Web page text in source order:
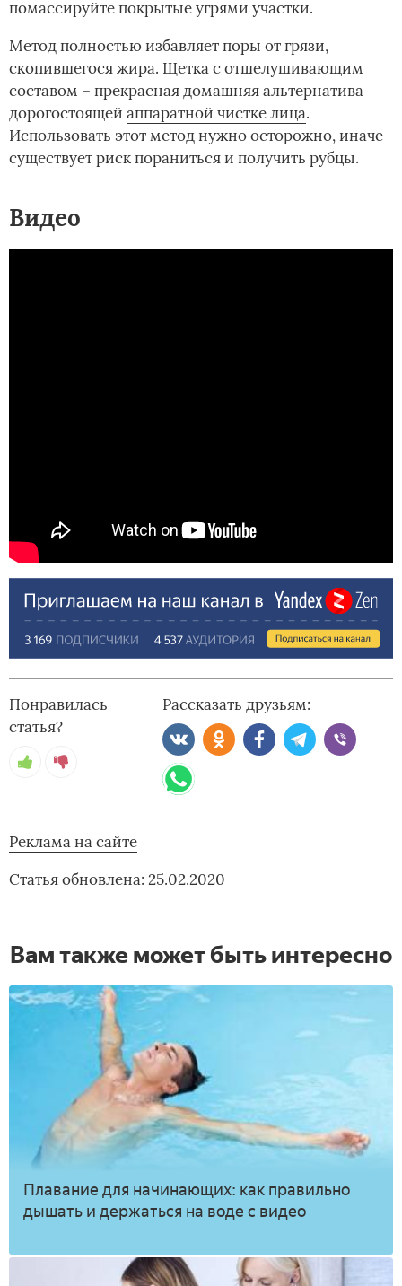
помассируйте покрытые угрями участки.
Метод полностью избавляет поры от грязи,
скопившегося жира. Щетка с отшелушивающим
составом – прекрасная домашняя альтернатива
дорогостоящей аппаратной чистке лица.
Использовать этот метод нужно осторожно, иначе
существует риск пораниться и получить рубцы.
Видео
Понравилась
статья?
Рассказать друзьям:
Реклама на сайте
Статья обновлена: 25.02.2020
Вам также может быть интересно
Плавание для начинающих: как правильно
дышать и держаться на воде с видео